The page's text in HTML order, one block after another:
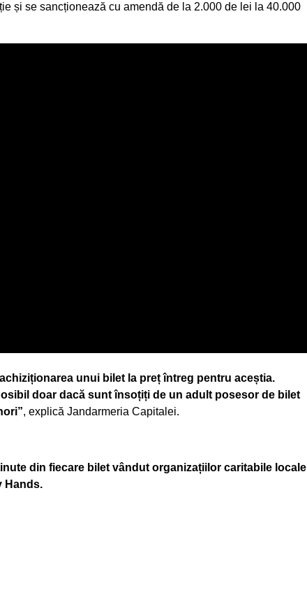
și se sancționează cu amendă de la 2.000 de lei la 40.000
unui bilet la preț întreg pentru aceștia.
doar dacă sunt însoțiți de un adult posesor de bilet
, explică Jandarmeria Capitalei.
din fiecare bilet vândut organizațiilor caritabile locale
Hands.